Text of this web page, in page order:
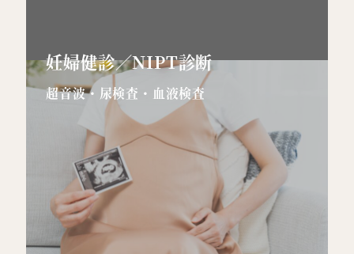
妊婦健診／NIPT診断
超音波・尿検査・血液検査